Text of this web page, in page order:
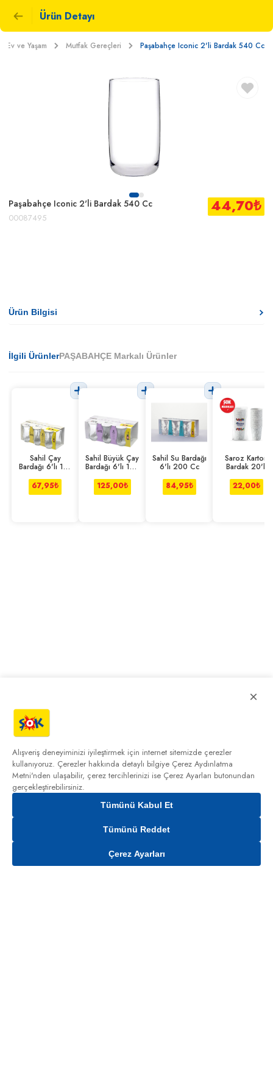
Ürün Detayı
Ev ve Yaşam Mutfak Gereçleri Paşabahçe Iconic 2'li Bardak 540 Cc
Paşabahçe Iconic 2'li Bardak 540 Cc
00087495
44,70₺
Gelince Haber Ver
Ürün Bilgisi
İlgili ÜrünlerPAŞABAHÇE Markalı Ürünler
Sahil Çay
Bardağı 6'lı 110
67,95₺
Sahil Büyük Çay
Bardağı 6'lı 165
125,00₺
Sahil Su Bardağı
6'lı 200 Cc
84,95₺
Saroz Karton
Bardak 20'li
22,00₺
×
Alışveriş deneyiminizi iyileştirmek için internet sitemizde çerezler
kullanıyoruz. Çerezler hakkında detaylı bilgiye Çerez Aydınlatma
Metni'nden ulaşabilir, çerez tercihlerinizi ise Çerez Ayarları butonundan
gerçekleştirebilirsiniz.
Tümünü Kabul Et
Tümünü Reddet
Çerez Ayarları